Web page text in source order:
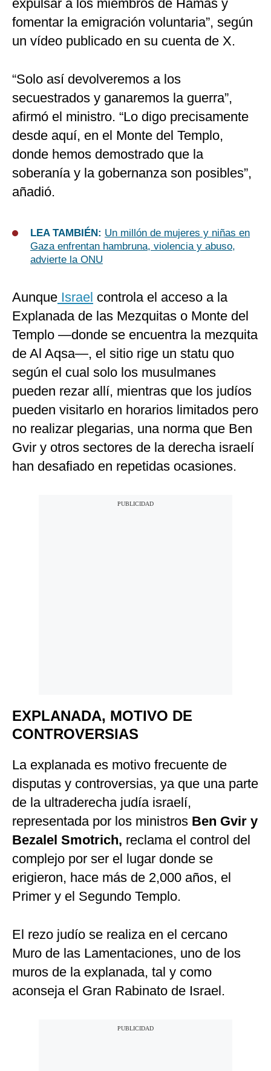
expulsar a los miembros de Hamás y
fomentar la emigración voluntaria”, según
un vídeo publicado en su cuenta de X.
“Solo así devolveremos a los
secuestrados y ganaremos la guerra”,
afirmó el ministro. “Lo digo precisamente
desde aquí, en el Monte del Templo,
donde hemos demostrado que la
soberanía y la gobernanza son posibles”,
añadió.
LEA TAMBIÉN: Un millón de mujeres y niñas en
Gaza enfrentan hambruna, violencia y abuso,
advierte la ONU
Aunque Israel controla el acceso a la
Explanada de las Mezquitas o Monte del
Templo —donde se encuentra la mezquita
de Al Aqsa—, el sitio rige un statu quo
según el cual solo los musulmanes
pueden rezar allí, mientras que los judíos
pueden visitarlo en horarios limitados pero
no realizar plegarias, una norma que Ben
Gvir y otros sectores de la derecha israelí
han desafiado en repetidas ocasiones.
EXPLANADA, MOTIVO DE
CONTROVERSIAS
La explanada es motivo frecuente de
disputas y controversias, ya que una parte
de la ultraderecha judía israelí,
representada por los ministros Ben Gvir y
Bezalel Smotrich, reclama el control del
complejo por ser el lugar donde se
erigieron, hace más de 2,000 años, el
Primer y el Segundo Templo.
El rezo judío se realiza en el cercano
Muro de las Lamentaciones, uno de los
muros de la explanada, tal y como
aconseja el Gran Rabinato de Israel.